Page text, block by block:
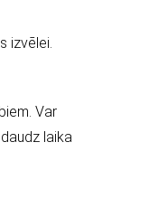
izvēlei.
Var
laika